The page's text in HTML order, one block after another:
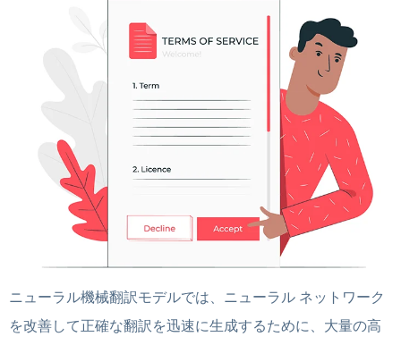
ニューラル機械翻訳モデルでは、ニューラル ネットワーク
を改善して正確な翻訳を迅速に生成するために、大量の高